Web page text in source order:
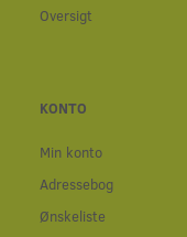
Oversigt
KONTO
Min konto
Adressebog
Ønskeliste